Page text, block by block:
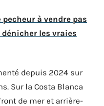
pecheur à vendre pas
les vraies
depuis 2024 sur
Sur la Costa Blanca
de mer et arrière-